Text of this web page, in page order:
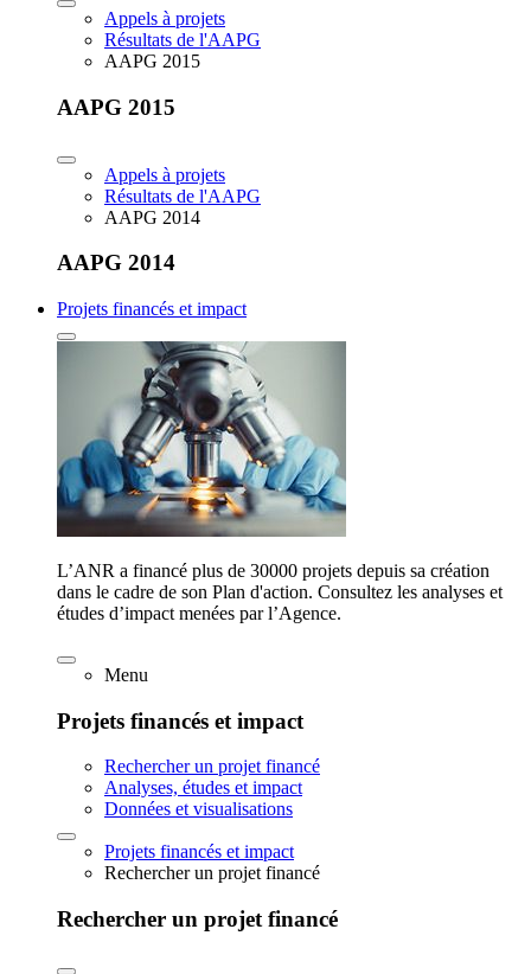
Appels à projets
Résultats de l'AAPG
AAPG 2015
AAPG 2015
Appels à projets
Résultats de l'AAPG
AAPG 2014
AAPG 2014
Projets financés et impact
L’ANR a financé plus de 30000 projets depuis sa création
dans le cadre de son Plan d'action. Consultez les analyses et
études d’impact menées par l’Agence.
Menu
Projets financés et impact
Rechercher un projet financé
Analyses, études et impact
Données et visualisations
Projets financés et impact
Rechercher un projet financé
Rechercher un projet financé